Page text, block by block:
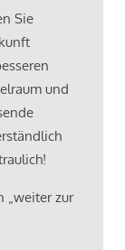
Sie
und
„weiter zur